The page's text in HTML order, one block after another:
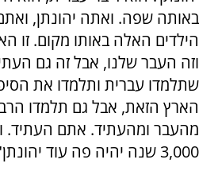
באותה שפה. ואתה יהונתן,
הילדים האלה באותו מקום. זו
וזה העבר שלנו, אבל זה גם
שתלמדו עברית ותלמדו את
הארץ הזאת, אבל גם תלמדו
מהעבר ומהעתיד. אתם העתיד.
3,000 שנה יהיה פה עוד יהונתן".